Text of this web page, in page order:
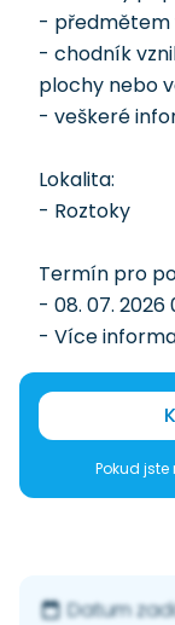
- předmětem
- chodník
plochy nebo
- veškeré
Lokalita:
- Roztoky
Termín pro
- 08. 07. 2026
- Více
Pokud
Datum